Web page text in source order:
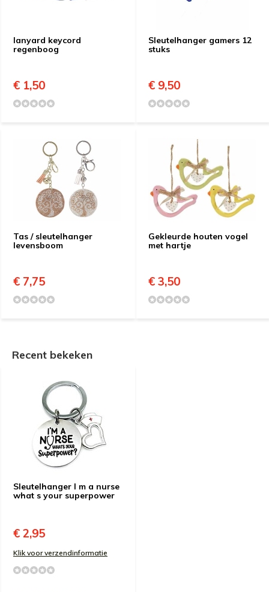
lanyard keycord
regenboog
€ 1,50
Sleutelhanger gamers 12
stuks
€ 9,50
Tas / sleutelhanger
levensboom
€ 7,75
Gekleurde houten vogel
met hartje
€ 3,50
Recent bekeken
Sleutelhanger I m a nurse
what s your superpower
€ 2,95
Klik voor verzendinformatie